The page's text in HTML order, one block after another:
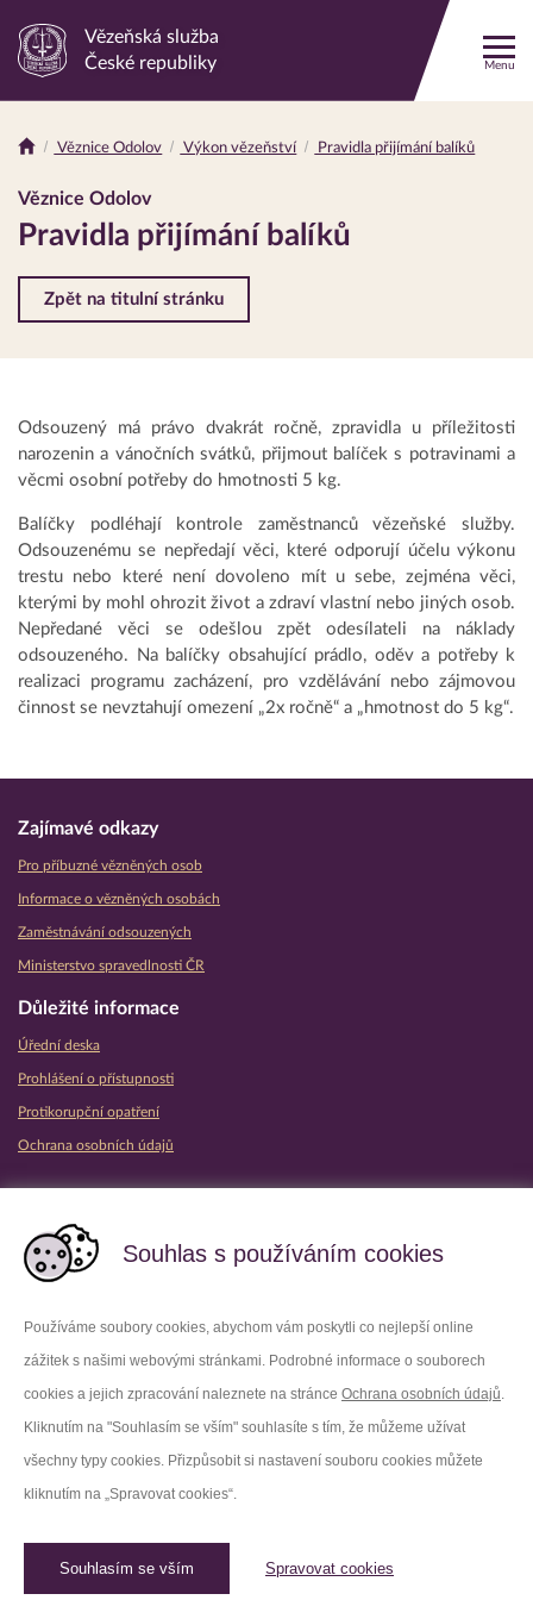
Souhlas s používáním cookies
Používáme soubory cookies, abychom vám poskytli co nejlepší online
zážitek s našimi webovými stránkami. Podrobné informace o souborech
cookies a jejich zpracování naleznete na stránce Ochrana osobních údajů.
Kliknutím na "Souhlasím se vším" souhlasíte s tím, že můžeme užívat
všechny typy cookies. Přizpůsobit si nastavení souboru cookies můžete
kliknutím na „Spravovat cookies“.
Souhlasím se vším Spravovat cookies
Odkaz
stránku
Vězeňská služba
České republiky
Menu
Drobečková
navigace
Věznice Odolov Výkon vězeňství Pravidla přijímání balíků
Věznice Odolov
Pravidla přijímání balíků
Zpět na titulní stránku
Odsouzený má právo dvakrát ročně, zpravidla u příležitosti
narozenin a vánočních svátků, přijmout balíček s potravinami a
věcmi osobní potřeby do hmotnosti 5 kg.
Balíčky podléhají kontrole zaměstnanců vězeňské služby.
Odsouzenému se nepředají věci, které odporují účelu výkonu
trestu nebo které není dovoleno mít u sebe, zejména věci,
kterými by mohl ohrozit život a zdraví vlastní nebo jiných osob.
Nepředané věci se odešlou zpět odesílateli na náklady
odsouzeného. Na balíčky obsahující prádlo, oděv a potřeby k
realizaci programu zacházení, pro vzdělávání nebo zájmovou
činnost se nevztahují omezení „2x ročně“ a „hmotnost do 5 kg“.
Zajímavé odkazy
Pro příbuzné vězněných osob
Informace o vězněných osobách
Zaměstnávání odsouzených
Ministerstvo spravedlnosti ČR
Důležité informace
Úřední deska
Prohlášení o přístupnosti
Protikorupční opatření
Ochrana osobních údajů
Facebook Youtube
LinkedIn